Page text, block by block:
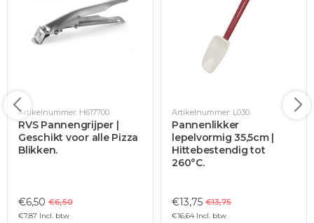
Artikelnummer: H617700
RVS Pannengrijper |
Geschikt voor alle Pizza
Blikken.
€6,50 €6,50
€7,87 Incl. btw
Artikelnummer: L030
Pannenlikker
lepelvormig 35,5cm |
Hittebestendig tot
260°C.
€13,75 €13,75
€16,64 Incl. btw